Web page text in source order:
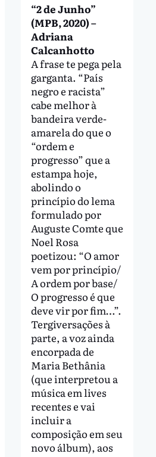
“2 de Junho”
(MPB, 2020) –
Adriana
Calcanhotto
A frase te pega pela
garganta. “País
negro e racista”
cabe melhor à
bandeira verde-
amarela do que o
“ordem e
progresso” que a
estampa hoje,
abolindo o
princípio do lema
formulado por
Auguste Comte que
Noel Rosa
poetizou: “O amor
vem por princípio/
A ordem por base/
O progresso é que
deve vir por fim…”.
Tergiversações à
parte, a voz ainda
encorpada de
Maria Bethânia
(que interpretou a
música em lives
recentes e vai
incluir a
composição em seu
novo álbum), aos